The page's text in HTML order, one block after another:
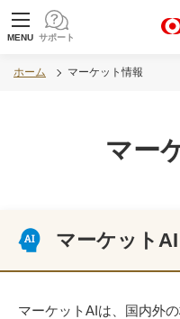
MUFG 世界
MENU サポート
ホーム マーケット情報
マー
マーケットAI
マーケットAIは、国内外